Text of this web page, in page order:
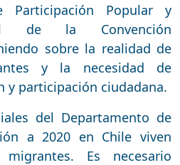
Popular y
de la Convención
sobre la realidad de
y la necesidad de
y participación ciudadana.
del Departamento de
a 2020 en Chile viven
migrantes. Es necesario